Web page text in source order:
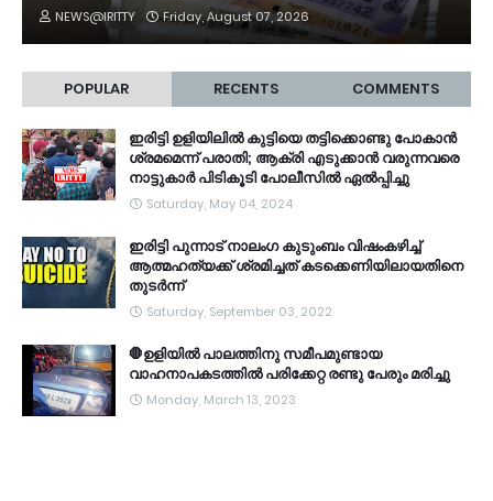
NEWS@IRITTY Friday, August 07, 2026
POPULAR RECENTS COMMENTS
ഇരിട്ടി ഉളിയിലിൽ കുട്ടിയെ തട്ടിക്കൊണ്ടു പോകാൻ
ശ്രമമെന്ന് പരാതി; ആക്രി എടുക്കാൻ വരുന്നവരെ
നാട്ടുകാർ പിടികൂടി പോലീസിൽ ഏൽപ്പിച്ചു
Saturday, May 04, 2024
ഇരിട്ടി പുന്നാട് നാലംഗ കുടുംബം വിഷംകഴിച്ച്‌
ആത്മഹത്യക്ക് ശ്രമിച്ചത് കടക്കെണിയിലായതിനെ
തുടർന്ന്
Saturday, September 03, 2022
🛑ഉളിയിൽ പാലത്തിനു സമീപമുണ്ടായ
വാഹനാപകടത്തിൽ പരിക്കേറ്റ രണ്ടു പേരും മരിച്ചു
Monday, March 13, 2023